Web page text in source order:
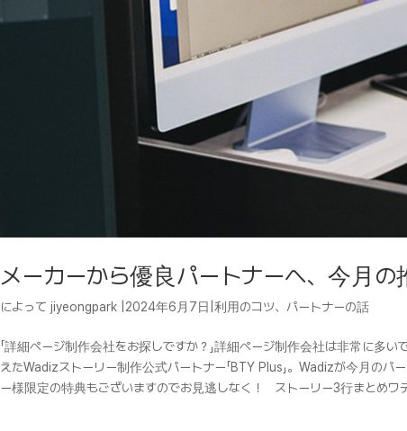
メーカーから優良パートナーへ、今月の
によって jiyeongpark 2024年6月7日 利用のコツ、 パートナーの話
「詳細ページ制作会社をお探しですか？」詳細ページ制作会社は非常に多
えたWadizストーリー制作公式パートナー「BTY Plus」。Wadizが今月の
ー様限定の特典もございますのでお見逃しなく！ ストーリー3行まとめワ